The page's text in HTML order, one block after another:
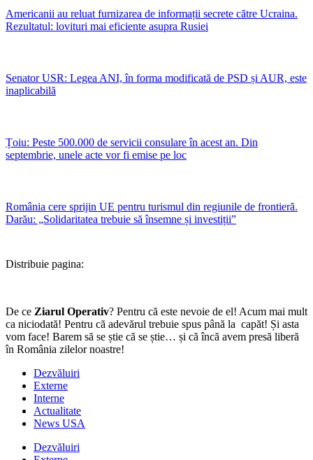
Americanii au reluat furnizarea de informații secrete către Ucraina.
Rezultatul: lovituri mai eficiente asupra Rusiei
Senator USR: Legea ANI, în forma modificată de PSD și AUR, este
inaplicabilă
Țoiu: Peste 500.000 de servicii consulare în acest an. Din
septembrie, unele acte vor fi emise pe loc
România cere sprijin UE pentru turismul din regiunile de frontieră.
Darău: „Solidaritatea trebuie să însemne și investiții”
Distribuie pagina:
De ce Ziarul Operativ? Pentru că este nevoie de el! Acum mai mult
ca niciodată! Pentru că adevărul trebuie spus până la capăt! Și asta
vom face! Barem să se știe că se știe… și că încă avem presă liberă
în România zilelor noastre!
Dezvăluiri
Externe
Interne
Actualitate
News USA
Dezvăluiri